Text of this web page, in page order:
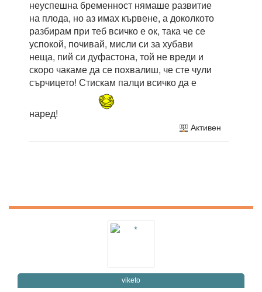
неуспешна бременност нямаше развитие
на плода, но аз имах кървене, а доколкото
разбирам при теб всичко е ок, така че се
успокой, почивай, мисли си за хубави
неща, пий си дуфастона, той не вреди и
скоро чакаме да се похвалиш, че сте чули
сърчицето! Стискам палци всичко да е
наред!
Активен
viketo